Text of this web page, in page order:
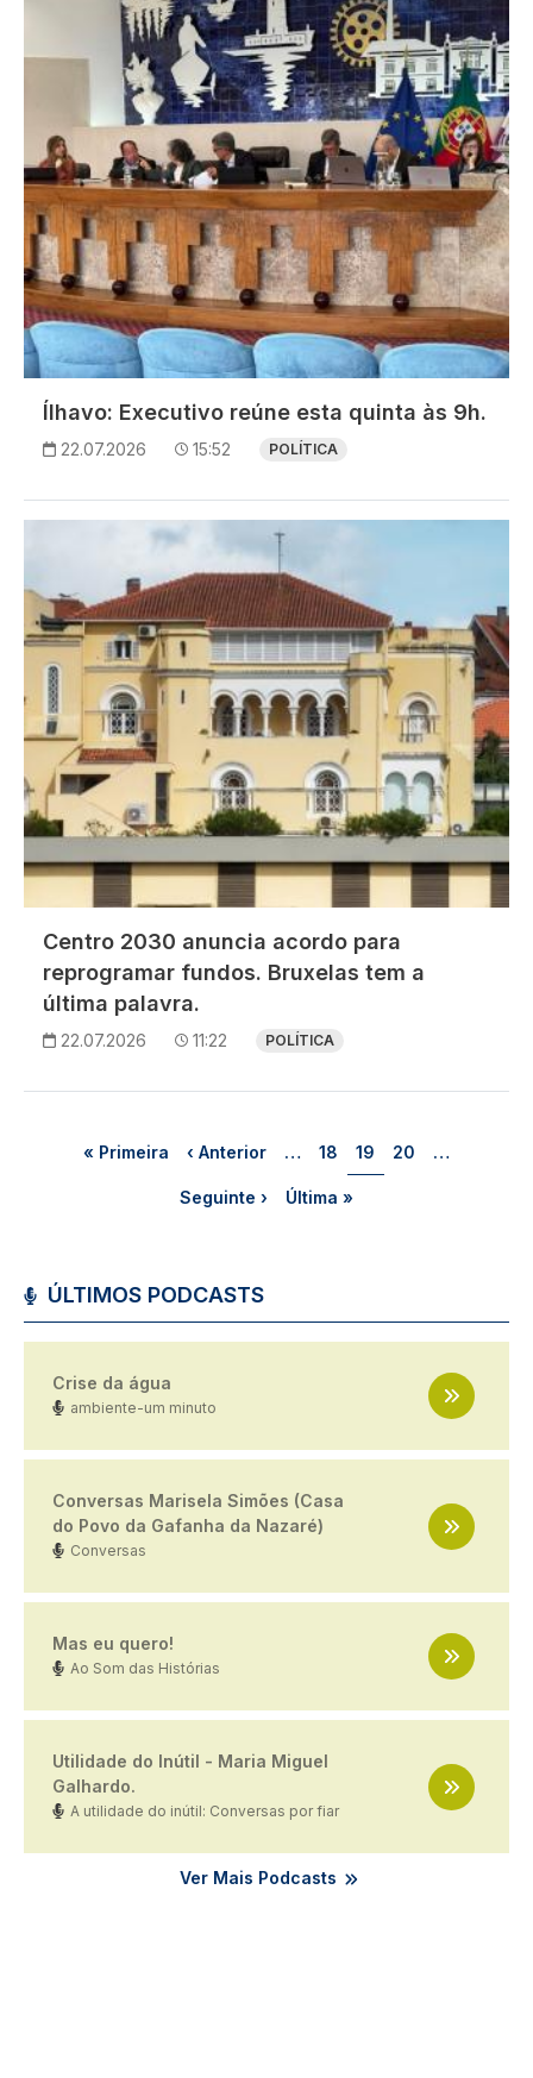
Ílhavo: Executivo reúne esta quinta às 9h.
22.07.2026 15:52 POLÍTICA
Centro 2030 anuncia acordo para
reprogramar fundos. Bruxelas tem a
última palavra.
22.07.2026 11:22 POLÍTICA
Primeira página
« Primeira Página anterior
‹ Anterior … Página
18 Página
19 Página
20 …
Próxima página
Seguinte › Última página
Última »
ÚLTIMOS PODCASTS
Crise da água
ambiente-um minuto
Conversas Marisela Simões (Casa
do Povo da Gafanha da Nazaré)
Conversas
Mas eu quero!
Ao Som das Histórias
Utilidade do Inútil - Maria Miguel
Galhardo.
A utilidade do inútil: Conversas por fiar
Ver Mais Podcasts